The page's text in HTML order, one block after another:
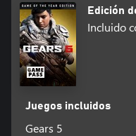
Edición
Incluido
Juegos incluidos
Gears 5